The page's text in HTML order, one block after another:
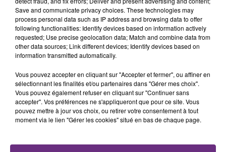
7 août 2026
LA CENTRALE NUCLÉAIRE DE CHOOZ
TOUJOURS À L'ARRÊT
Cela fait déjà une semaine que la centrale
nucléaire ardennaise est à l'arrêt. Une situation
justifiée par la sécheresse intense qui est toujours
présente.
Save and communicate privacy choices. These technologies may
process personal data such as IP address and browsing data to offer
following functionalities: Identify devices based on information actively
requested; Use precise geolocation data; Match and combine data from
other data sources; Link different devices; Identify devices based on
information transmitted automatically.
Vous pouvez accepter en cliquant sur "Accepter et fermer", ou affiner en
sélectionnant les finalités et/ou partenaires dans "Gérer mes choix".
Vous pouvez également refuser en cliquant sur "Continuer sans
accepter". Vos préférences ne s'appliqueront que pour ce site. Vous
pouvez mettre à jour vos choix, ou retirer votre consentement à tout
moment via le lien "Gérer les cookies" situé en bas de chaque page.